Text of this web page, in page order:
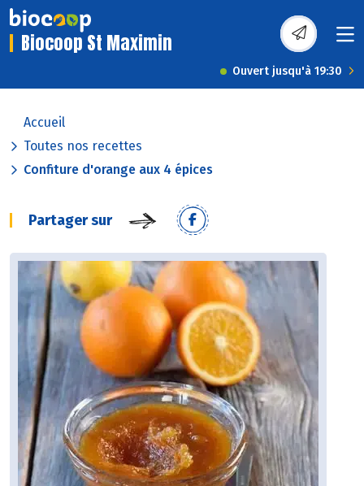
Biocoop St Maximin
Ouvert jusqu'à 19:30
Accueil
Toutes nos recettes
Confiture d'orange aux 4 épices
Partager sur